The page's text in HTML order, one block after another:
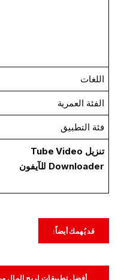
اللغات
الفئة العمرية
فئة التطبيق
تنزيل Tube Video
Downloader للآيفون
قد يُهمك أيضاً: